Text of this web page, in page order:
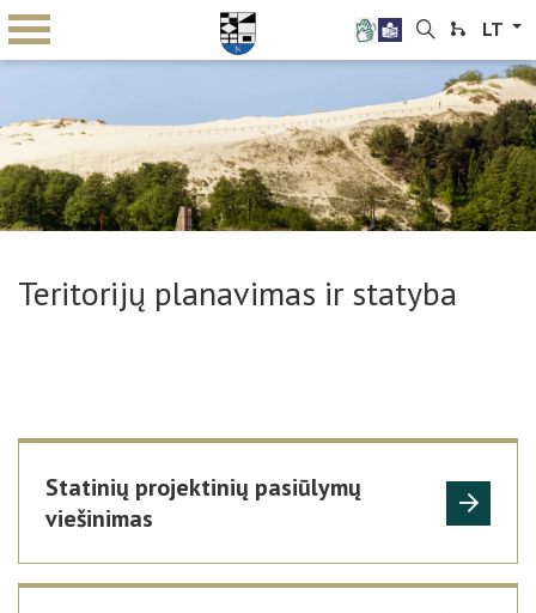
Teritorijų planavimas ir statyba
Statinių projektinių pasiūlymų
viešinimas
LT